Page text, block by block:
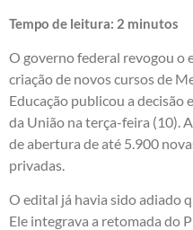
Tempo de leitura: 2 minutos
O governo federal revogou o
criação de novos cursos de
Educação publicou a
da União na terça-feira (10).
de abertura de até 5.900
privadas.
O edital já havia sido adiado
Ele integrava a retomada do